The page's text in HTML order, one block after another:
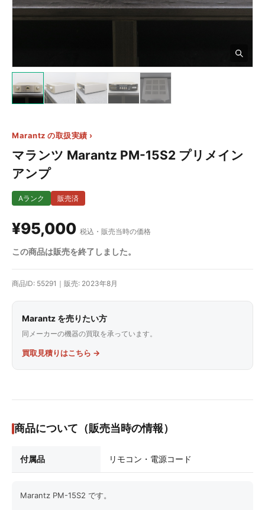
Marantz の取扱実績 ›
マランツ Marantz PM-15S2 プリメイン
アンプ
販売済
Aランク
¥95,000 税込・販売当時の価格
この商品は販売を終了しました。
商品ID: 55291｜販売: 2023年8月
Marantz を売りたい方
同メーカーの機器の買取を承っています。
買取見積りはこちら →
商品について（販売当時の情報）
付属品 リモコン・電源コード
Marantz PM-15S2 です。